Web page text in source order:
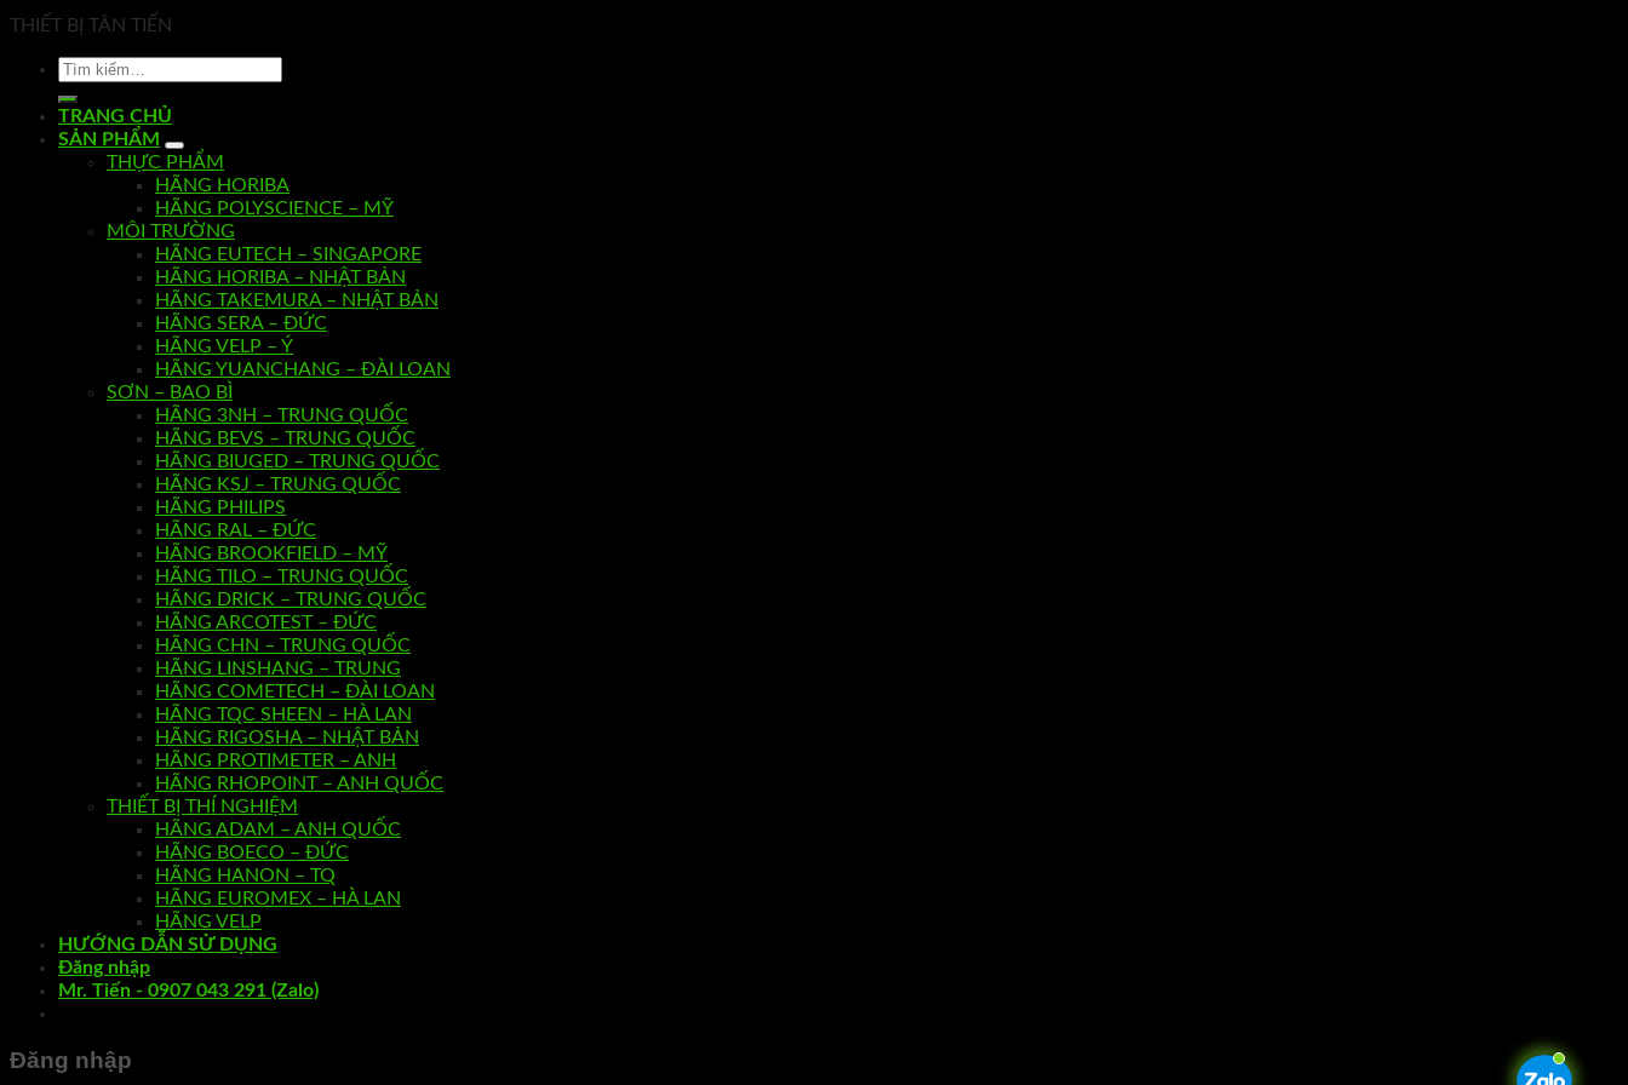
THIẾT BỊ TÂN TIẾN
TRANG CHỦ
SẢN PHẨM
THỰC PHẨM
HÃNG HORIBA
HÃNG POLYSCIENCE – MỸ
MÔI TRƯỜNG
HÃNG EUTECH – SINGAPORE
HÃNG HORIBA – NHẬT BẢN
HÃNG TAKEMURA – NHẬT BẢN
HÃNG SERA – ĐỨC
HÃNG VELP – Ý
HÃNG YUANCHANG – ĐÀI LOAN
SƠN – BAO BÌ
HÃNG 3NH – TRUNG QUỐC
HÃNG BEVS – TRUNG QUỐC
HÃNG BIUGED – TRUNG QUỐC
HÃNG KSJ – TRUNG QUỐC
HÃNG PHILIPS
HÃNG RAL – ĐỨC
HÃNG BROOKFIELD – MỸ
HÃNG TILO – TRUNG QUỐC
HÃNG DRICK – TRUNG QUỐC
HÃNG ARCOTEST – ĐỨC
HÃNG CHN – TRUNG QUỐC
HÃNG LINSHANG – TRUNG
HÃNG COMETECH – ĐÀI LOAN
HÃNG TQC SHEEN – HÀ LAN
HÃNG RIGOSHA – NHẬT BẢN
HÃNG PROTIMETER – ANH
HÃNG RHOPOINT – ANH QUỐC
THIẾT BỊ THÍ NGHIỆM
HÃNG ADAM – ANH QUỐC
HÃNG BOECO – ĐỨC
HÃNG HANON – TQ
HÃNG EUROMEX – HÀ LAN
HÃNG VELP
HƯỚNG DẪN SỬ DỤNG
Đăng nhập
Mr. Tiến - 0907 043 291 (Zalo)
Đăng nhập